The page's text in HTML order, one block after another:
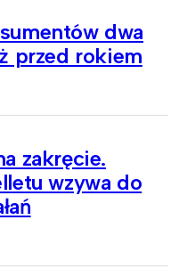
dwa
przed rokiem
zakręcie.
wzywa do